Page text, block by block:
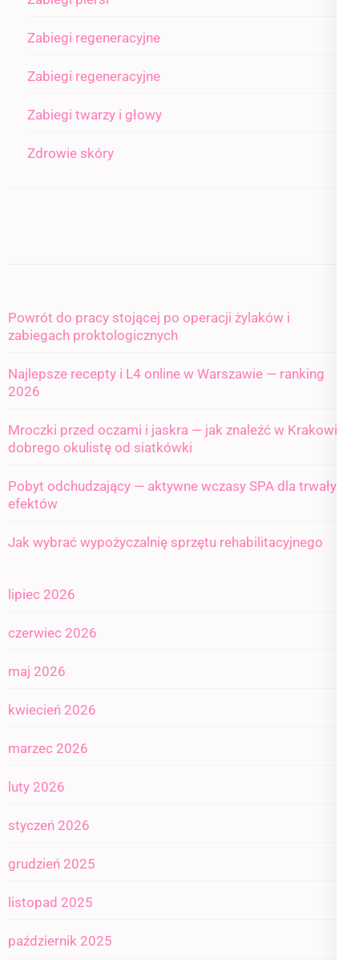
Zabiegi regeneracyjne
Zabiegi regeneracyjne
Zabiegi twarzy i głowy
Zdrowie skóry
Powrót do pracy stojącej po operacji żylaków i
zabiegach proktologicznych
Najlepsze recepty i L4 online w Warszawie — ranking
2026
Mroczki przed oczami i jaskra — jak znaleźć w Krakowie
dobrego okulistę od siatkówki
Pobyt odchudzający — aktywne wczasy SPA dla trwałych
efektów
Jak wybrać wypożyczalnię sprzętu rehabilitacyjnego
lipiec 2026
czerwiec 2026
maj 2026
kwiecień 2026
marzec 2026
luty 2026
styczeń 2026
grudzień 2025
listopad 2025
październik 2025